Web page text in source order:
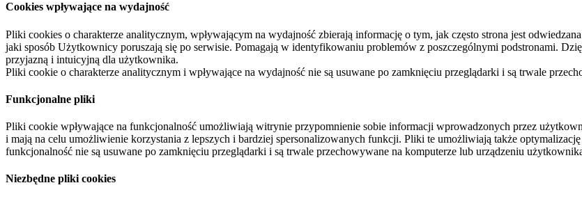
Cookies wpływające na wydajność
Pliki cookies o charakterze analitycznym, wpływającym na wydajność zbierają informację o tym, jak często strona jest
jaki sposób Użytkownicy poruszają się po serwisie. Pomagają w identyfikowaniu problemów z poszczególnymi podstronami.
przyjazną i intuicyjną dla użytkownika.
Pliki cookie o charakterze analitycznym i wpływające na wydajność nie są usuwane po zamknięciu przeglądarki i są trwale
Funkcjonalne pliki
Pliki cookie wpływające na funkcjonalność umożliwiają witrynie przypomnienie sobie informacji wprowadzonych przez
i mają na celu umożliwienie korzystania z lepszych i bardziej spersonalizowanych funkcji. Pliki te umożliwiają także
funkcjonalność nie są usuwane po zamknięciu przeglądarki i są trwale przechowywane na komputerze lub urządzeniu
Niezbędne pliki cookies